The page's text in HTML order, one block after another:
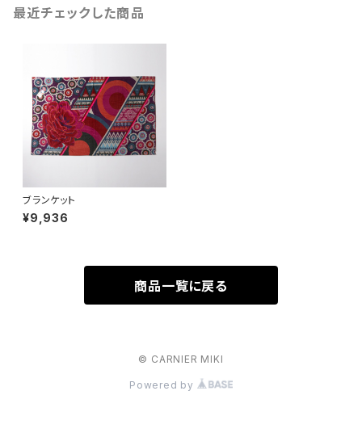
最近チェックした商品
ブランケット
¥9,936
商品一覧に戻る
© CARNIER MIKI
Powered by